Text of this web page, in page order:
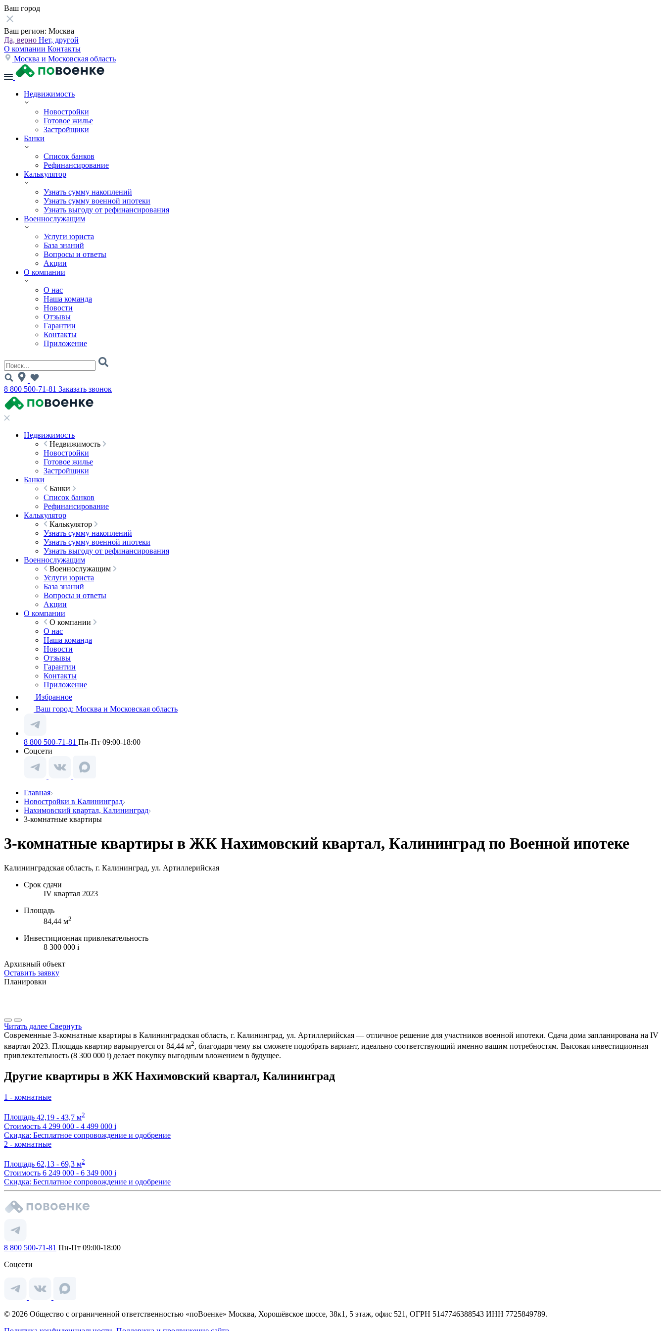
Ваш город
Ваш регион: Москва
Да, верно Нет, другой
О компании Контакты
Москва и Московская область
Недвижимость
Новостройки
Готовое жилье
Застройщики
Банки
Список банков
Рефинансирование
Калькулятор
Узнать сумму накоплений
Узнать сумму военной ипотеки
Узнать выгоду от рефинансирования
Военнослужащим
Услуги юриста
База знаний
Вопросы и ответы
Акции
О компании
О нас
Наша команда
Новости
Отзывы
Гарантии
Контакты
Приложение
8 800 500-71-81 Заказать звонок
Недвижимость
Недвижимость
Новостройки
Готовое жилье
Застройщики
Банки
Банки
Список банков
Рефинансирование
Калькулятор
Калькулятор
Узнать сумму накоплений
Узнать сумму военной ипотеки
Узнать выгоду от рефинансирования
Военнослужащим
Военнослужащим
Услуги юриста
База знаний
Вопросы и ответы
Акции
О компании
О компании
О нас
Наша команда
Новости
Отзывы
Гарантии
Контакты
Приложение
Избранное
Ваш город: Москва и Московская область
8 800 500-71-81 Пн-Пт 09:00-18:00
Соцсети
Главная
Новостройки в Калининград
Нахимовский квартал, Калининград
3-комнатные квартиры
3-комнатные квартиры в ЖК Нахимовский квартал, Калининград по Военной ипотеке
Калининградская область, г. Калининград, ул. Артиллерийская
Срок сдачи
IV квартал 2023
Площадь
84,44 м2
Инвестиционная привлекательность
8 300 000 i
Архивный объект
Оставить заявку
Планировки
Читать далее Свернуть
Современные 3-комнатные квартиры в Калининградская область, г. Калининград, ул. Артиллерийская — отличное решение для участников военной ипотеки. Сдача дома запланирована на IV
квартал 2023. Площадь квартир варьируется от 84,44 м2, благодаря чему вы сможете подобрать вариант, идеально соответствующий именно вашим потребностям. Высокая инвестиционная
привлекательность (8 300 000 i) делает покупку выгодным вложением в будущее.
Другие квартиры в ЖК Нахимовский квартал, Калининград
1 - комнатные
Площадь 42,19 - 43,7 м2
Стоимость 4 299 000 - 4 499 000 i
Скидка: Бесплатное сопровождение и одобрение
2 - комнатные
Площадь 62,13 - 69,3 м2
Стоимость 6 249 000 - 6 349 000 i
Скидка: Бесплатное сопровождение и одобрение
8 800 500-71-81 Пн-Пт 09:00-18:00
Соцсети
© 2026 Общество с ограниченной ответственностью «поВоенке» Москва, Хорошёвское шоссе, 38к1, 5 этаж, офис 521, ОГРН 5147746388543 ИНН 7725849789.